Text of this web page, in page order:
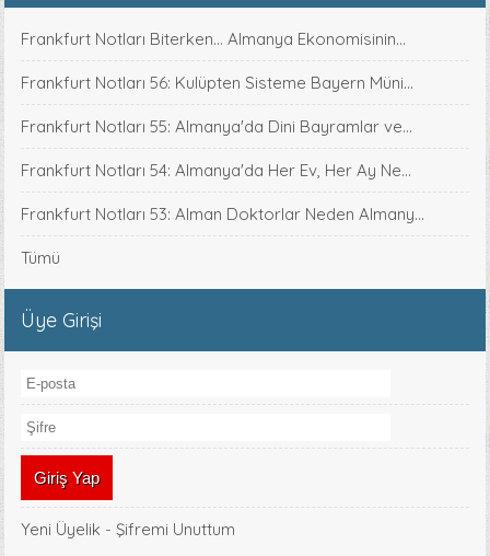
Frankfurt Notları Biterken... Almanya Ekonomisinin...
Frankfurt Notları 56: Kulüpten Sisteme Bayern Müni...
Frankfurt Notları 55: Almanya'da Dini Bayramlar ve...
Frankfurt Notları 54: Almanya'da Her Ev, Her Ay Ne...
Frankfurt Notları 53: Alman Doktorlar Neden Almany...
Tümü
Üye Girişi
Yeni Üyelik -Şifremi Unuttum